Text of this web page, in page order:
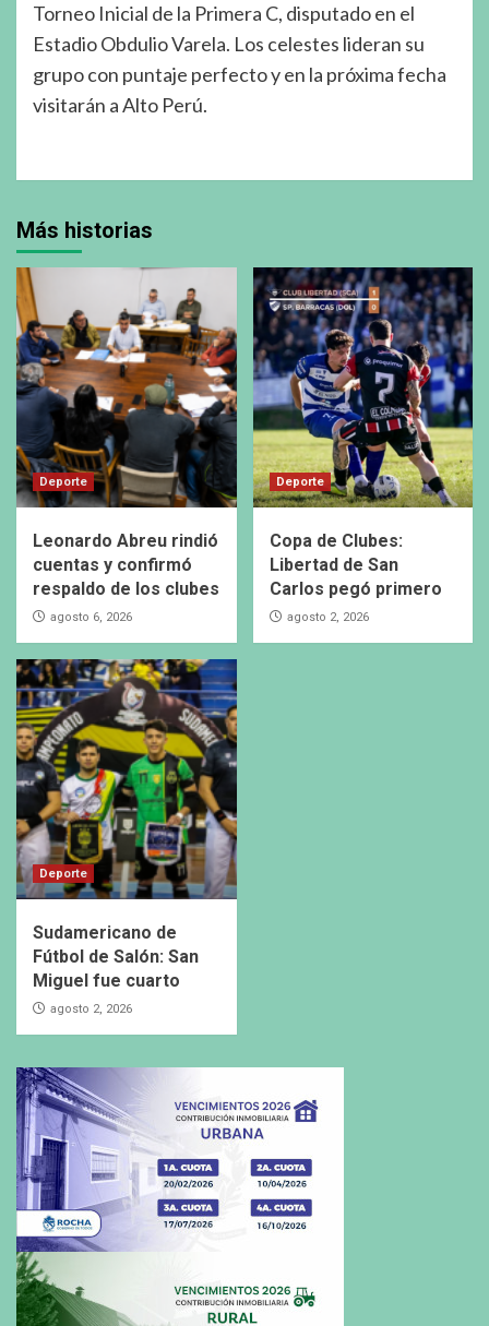
Torneo Inicial de la Primera C, disputado en el
Estadio Obdulio Varela. Los celestes lideran su
grupo con puntaje perfecto y en la próxima fecha
visitarán a Alto Perú.
Más historias
Deporte
Leonardo Abreu rindió
cuentas y confirmó
respaldo de los clubes
agosto 6, 2026
Deporte
Copa de Clubes:
Libertad de San
Carlos pegó primero
agosto 2, 2026
Deporte
Sudamericano de
Fútbol de Salón: San
Miguel fue cuarto
agosto 2, 2026